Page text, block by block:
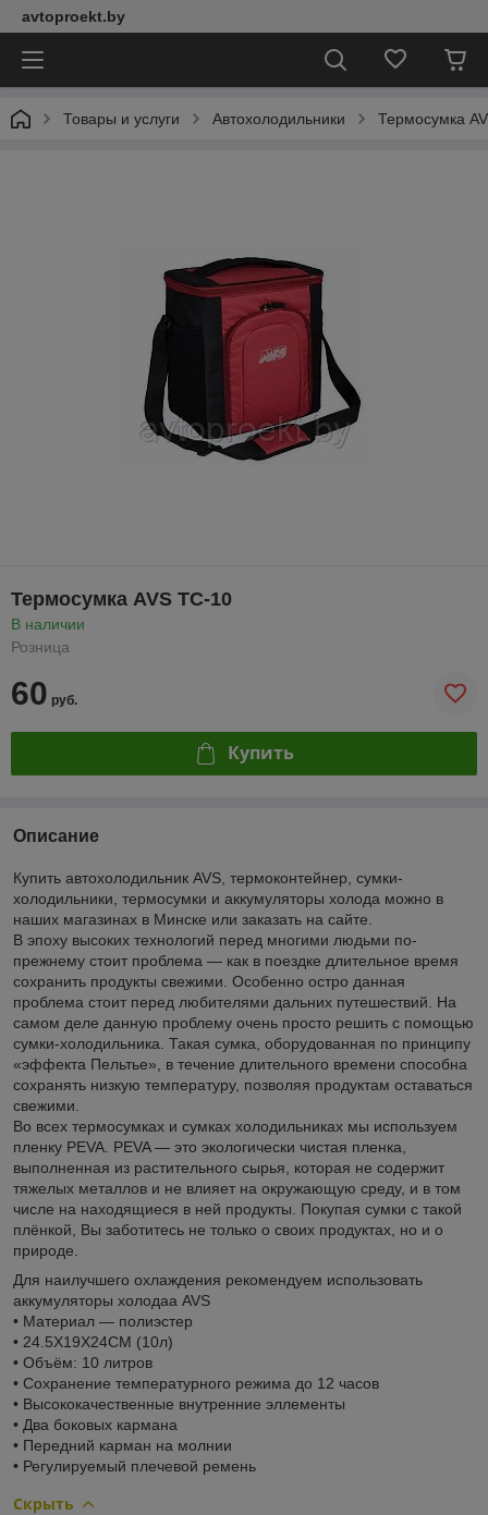
avtoproekt.by
Товары и услуги Автохолодильники Термосумка
Термосумка AVS TC-10
В наличии
Розница
60 руб.
Купить
Описание
Купить автохолодильник AVS, термоконтейнер, сумки-
холодильники, термосумки и аккумуляторы холода можно в
наших магазинах в Минске или заказать на сайте.
В эпоху высоких технологий перед многими людьми по-
прежнему стоит проблема — как в поездке длительное время
сохранить продукты свежими. Особенно остро данная
проблема стоит перед любителями дальних путешествий. На
самом деле данную проблему очень просто решить с помощью
сумки-холодильника. Такая сумка, оборудованная по принципу
«эффекта Пельтье», в течение длительного времени способна
сохранять низкую температуру, позволяя продуктам оставаться
свежими.
Во всех термосумках и сумках холодильниках мы используем
пленку PEVA. PEVA — это экологически чистая пленка,
выполненная из растительного сырья, которая не содержит
тяжелых металлов и не влияет на окружающую среду, и в том
числе на находящиеся в ней продукты. Покупая сумки с такой
плёнкой, Вы заботитесь не только о своих продуктах, но и о
природе.
Для наилучшего охлаждения рекомендуем использовать
аккумуляторы холодаа AVS
• Материал — полиэстер
• 24.5X19X24CM (10л)
• Объём: 10 литров
• Сохранение температурного режима до 12 часов
• Высококачественные внутренние эллементы
• Два боковых кармана
• Передний карман на молнии
• Регулируемый плечевой ремень
Скрыть